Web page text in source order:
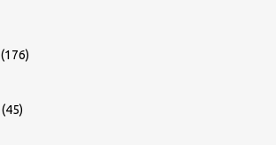
(176)
(45)